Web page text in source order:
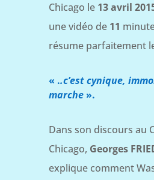
Chicago le 13 avril
une vidéo de 11
résume parfaitement
« ..c’est cynique,
marche».
Dans son discours au
Chicago, Georges
explique comment